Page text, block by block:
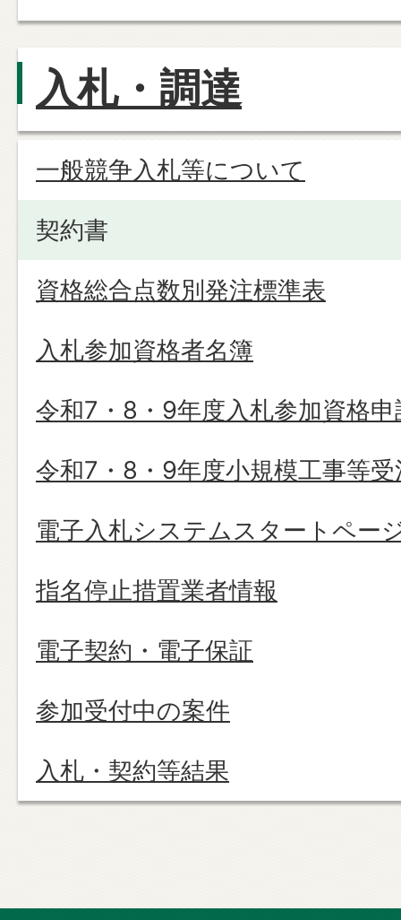
入札・調達
一般競争入札等について
契約書
資格総合点数別発注標準表
入札参加資格者名簿
令和7・8・9年度入札参加資格申
令和7・8・9年度小規模工事等
電子入札システムスタートペー
指名停止措置業者情報
電子契約・電子保証
参加受付中の案件
入札・契約等結果